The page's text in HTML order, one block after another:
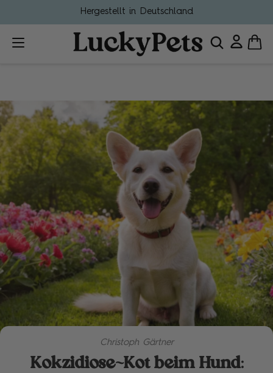
Hergestellt in Deutschland
Christoph Gärtner
Kokzidiose-Kot beim Hund: